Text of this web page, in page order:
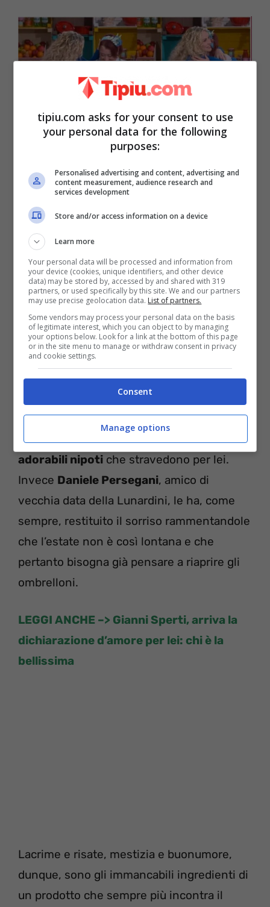
L’abbraccio di Antonella Clerici a Cristina Lunardini-tipiu-
Bocche cucite sugli scatoloni chiusi da zia
Cri anche se qualche dettaglio in questi
ultimi mesi è trapelato. Antonella, dunque,
ha cercato di incoraggiare la sua
collaboratrice e amica ricordandole cheha
un fedele e stupendo cane e degli
adorabili nipoti che stravedono per lei.
Invece Daniele Persegani, amico di
vecchia data della Lunardini, le ha, come
sempre, restituito il sorriso rammentandole
che l’estate non è così lontana e che
pertanto bisogna già pensare a riaprire gli
ombrelloni.
LEGGI ANCHE –> Gianni Sperti, arriva la
dichiarazione d’amore per lei: chi è la
bellissima
Lacrime e risate, mestizia e buonumore,
dunque, sono gli immancabili ingredienti di
un prodotto che sempre più incontra il
tipiu.com asks for your consent to use
your personal data for the following
purposes:
Personalised advertising and content, advertising and
content measurement, audience research and
services development
Store and/or access information on a device
Learn more
Your personal data will be processed and information from
your device (cookies, unique identifiers, and other device
data) may be stored by, accessed by and shared with 319
partners, or used specifically by this site. We and our partners
may use precise geolocation data. List of partners.
Some vendors may process your personal data on the basis
of legitimate interest, which you can object to by managing
your options below. Look for a link at the bottom of this page
or in the site menu to manage or withdraw consent in privacy
and cookie settings.
Consent
Manage options